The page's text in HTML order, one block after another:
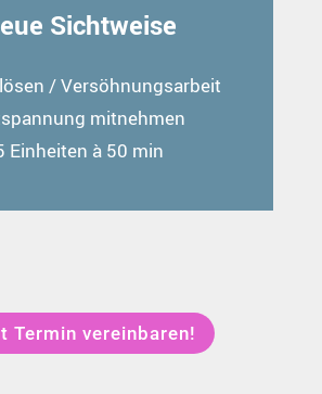
Sichtweise
/ Versöhnungsarbeit
mitnehmen
Einheiten à 50 min
Termin vereinbaren!